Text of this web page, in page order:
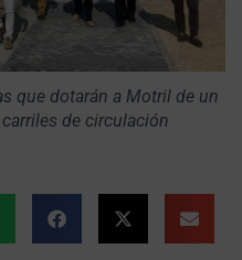
que dotarán a Motril de un
de circulación